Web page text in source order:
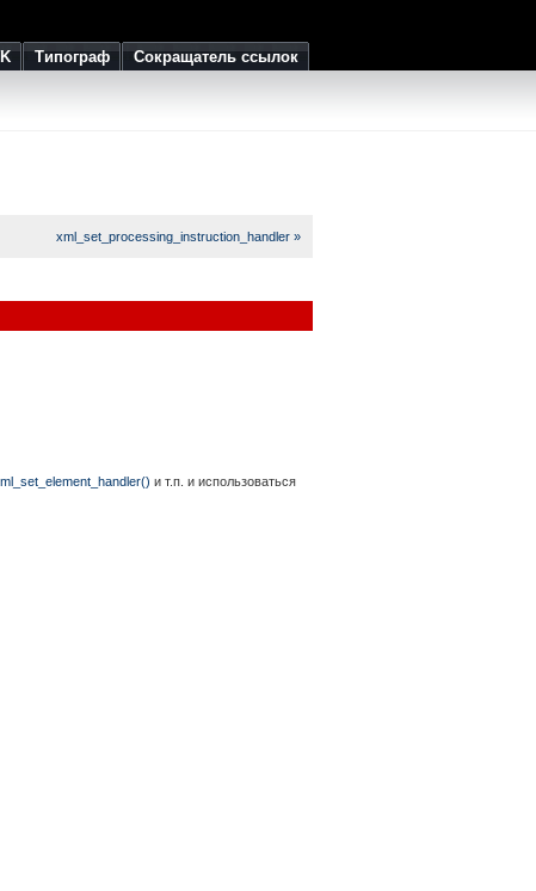
Типограф Сокращатель ссылок
xml_set_processing_instruction_handler »
и т.п. и использоваться